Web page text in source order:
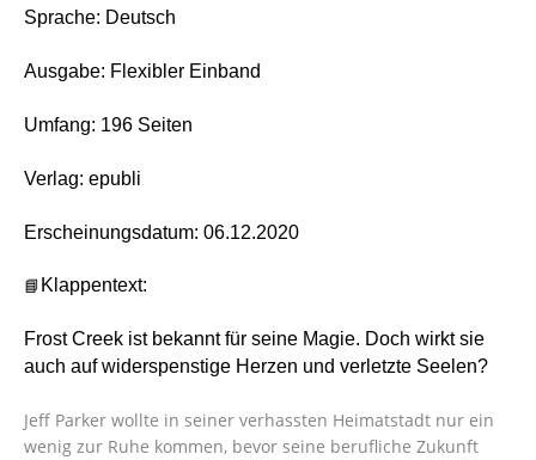
Sprache: Deutsch
Ausgabe: Flexibler Einband
Umfang: 196 Seiten
Verlag: epubli
Erscheinungsdatum: 06.12.2020
📘 Klappentext:
Frost Creek ist bekannt für seine Magie. Doch wirkt sie
auch auf widerspenstige Herzen und verletzte Seelen?
Jeff Parker wollte in seiner verhassten Heimatstadt nur ein
wenig zur Ruhe kommen, bevor seine berufliche Zukunft